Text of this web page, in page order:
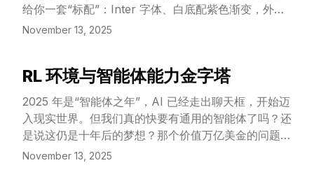
给你一套“标配”：Inter 字体、白底配紫色渐变，外加
一点点可有可无的动画。
November 13, 2025
RL 环境与智能体能力金字塔
2025 年是“智能体之年”，AI 已经走出聊天框，开始迈
入现实世界。但我们真的快要有通用的智能体了吗？还
是说这仍是十年后的梦想？那个价值万亿美金的问题
是：**这些 AI 智能体 (AI Agent) 到底能完成多少有
November 13, 2025
View Article